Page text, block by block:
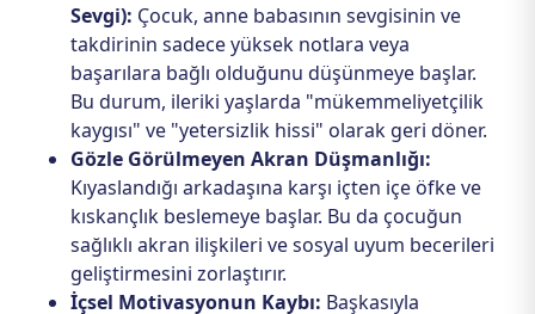
Sevgi): Çocuk, anne babasının sevgisinin ve
takdirinin sadece yüksek notlara veya
başarılara bağlı olduğunu düşünmeye başlar.
Bu durum, ileriki yaşlarda "mükemmeliyetçilik
kaygısı" ve "yetersizlik hissi" olarak geri döner.
Gözle Görülmeyen Akran Düşmanlığı:
Kıyaslandığı arkadaşına karşı içten içe öfke ve
kıskançlık beslemeye başlar. Bu da çocuğun
sağlıklı akran ilişkileri ve sosyal uyum becerileri
geliştirmesini zorlaştırır.
İçsel Motivasyonun Kaybı: Başkasıyla